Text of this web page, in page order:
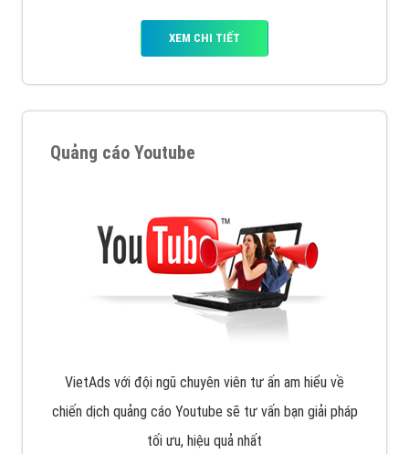
XEM CHI TIẾT
Quảng cáo Youtube
VietAds với đội ngũ chuyên viên tư ấn am hiểu về
chiến dịch quảng cáo Youtube sẽ tư vấn bạn giải pháp
tối ưu, hiệu quả nhất